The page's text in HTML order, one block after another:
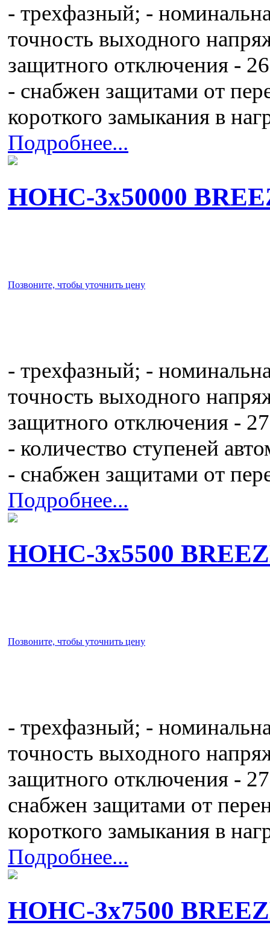
- трехфазный; -
точность выходного
защитного отключения -
- снабжен защитами от
короткого замыкания в
Подробнее...
НОНС-3x50000
Позвоните, чтобы уточнить цену
- трехфазный; -
точность выходного
защитного отключения -
- количество ступеней
- снабжен защитами от
Подробнее...
НОНС-3x5500
Позвоните, чтобы уточнить цену
- трехфазный; -
точность выходного
защитного отключения -
снабжен защитами от
короткого замыкания в
Подробнее...
НОНС-3x7500